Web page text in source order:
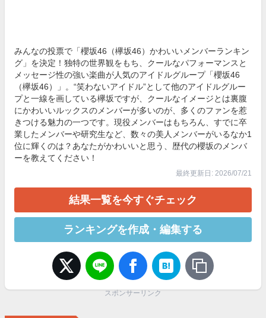
みんなの投票で「櫻坂46（欅坂46）かわいいメンバーランキン
グ」を決定！独特の世界観をもち、クールなパフォーマンスと
メッセージ性の強い楽曲が人気のアイドルグループ「櫻坂46
（欅坂46）」。“笑わないアイドル”として他のアイドルグルー
プと一線を画している欅坂ですが、クールなイメージとは裏腹
にかわいいルックスのメンバーが多いのが、多くのファンを惹
きつける魅力の一つです。現役メンバーはもちろん、すでに卒
業したメンバーや研究生など、数々の美人メンバーがいるなか1
位に輝くのは？あなたがかわいいと思う、歴代の櫻坂のメンバ
ーを教えてください！
最終更新日: 2026/07/21
結果一覧を今すぐチェック
ランキングを作成・編集する
スポンサーリンク